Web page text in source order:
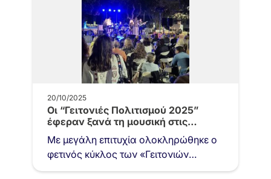
20/10/2025
Οι “Γειτονιές Πολιτισμού 2025”
έφεραν ξανά τη μουσική στις
πλατείες…
Με μεγάλη επιτυχία ολοκληρώθηκε ο
φετινός κύκλος των «Γειτονιών
Πολιτισμού» του Δήμου Βύρωνα, μιας